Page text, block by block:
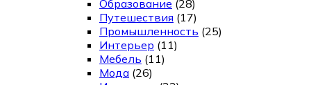
Образование (28)
Путешествия (17)
Промышленность (25)
Интерьер (11)
Мебель (11)
Мода (26)